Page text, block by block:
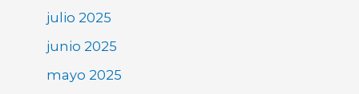
julio 2025
junio 2025
mayo 2025